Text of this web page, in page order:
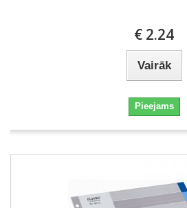
€ 2.24
Vairāk
Pieejams